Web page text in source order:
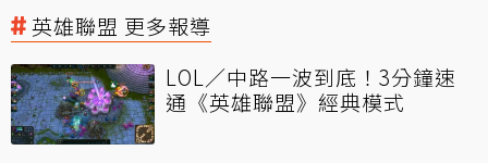
英雄聯盟 更多報導
LOL／中路一波到底！3分鐘速
通《英雄聯盟》經典模式